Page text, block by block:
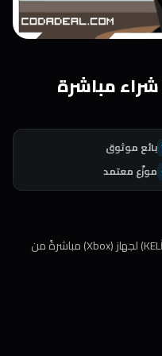
بائع موثوق
موزّع معتمد
سنقوم بشراء لعبة (KELİME ARAMA TÜRKÇE) لجهاز (Xbox) مباشرةً من